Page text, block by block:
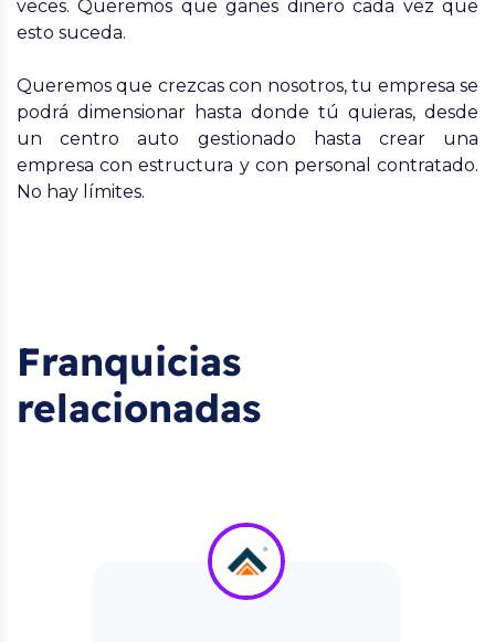
veces. Queremos que ganes dinero cada vez que
esto suceda.
Queremos que crezcas con nosotros, tu empresa se
podrá dimensionar hasta donde tú quieras, desde
un centro auto gestionado hasta crear una
empresa con estructura y con personal contratado.
No hay límites.
Franquicias
relacionadas